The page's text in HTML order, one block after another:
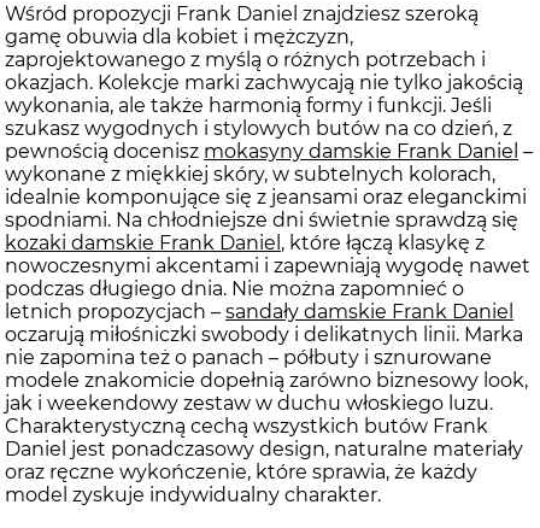
Wśród propozycji Frank Daniel znajdziesz szeroką
gamę obuwia dla kobiet i mężczyzn,
zaprojektowanego z myślą o różnych potrzebach i
okazjach. Kolekcje marki zachwycają nie tylko jakością
wykonania, ale także harmonią formy i funkcji. Jeśli
szukasz wygodnych i stylowych butów na co dzień, z
pewnością docenisz mokasyny damskie Frank Daniel –
wykonane z miękkiej skóry, w subtelnych kolorach,
idealnie komponujące się z jeansami oraz eleganckimi
spodniami. Na chłodniejsze dni świetnie sprawdzą się
kozaki damskie Frank Daniel , które łączą klasykę z
nowoczesnymi akcentami i zapewniają wygodę nawet
podczas długiego dnia. Nie można zapomnieć o
letnich propozycjach – sandały damskie Frank Daniel
oczarują miłośniczki swobody i delikatnych linii. Marka
nie zapomina też o panach – półbuty i sznurowane
modele znakomicie dopełnią zarówno biznesowy look,
jak i weekendowy zestaw w duchu włoskiego luzu.
Charakterystyczną cechą wszystkich butów Frank
Daniel jest ponadczasowy design, naturalne materiały
oraz ręczne wykończenie, które sprawia, że każdy
model zyskuje indywidualny charakter.